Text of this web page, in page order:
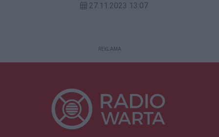
świątecznej dekoracji miasta.
27.11.2023 13:07
REKLAMA